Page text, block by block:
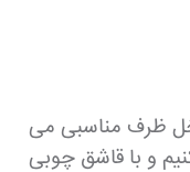
ظرف مناسبی می
و با قاشق چوبی